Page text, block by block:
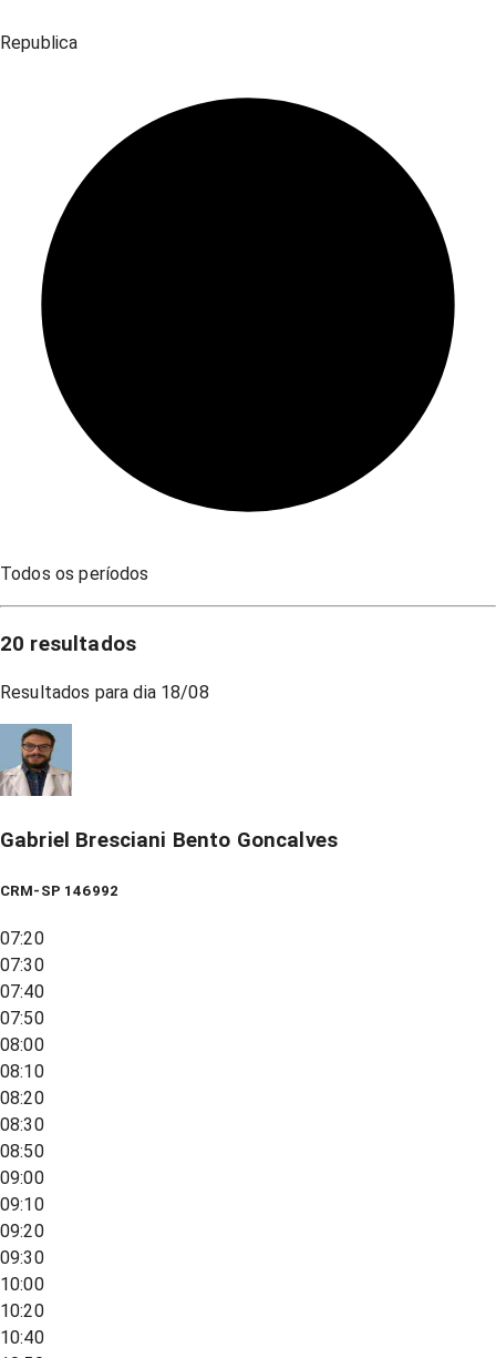
Republica
Todos os períodos
20 resultados
Resultados para dia 18/08
Gabriel Bresciani Bento Goncalves
CRM-SP 146992
07:20
07:30
07:40
07:50
08:00
08:10
08:20
08:30
08:50
09:00
09:10
09:20
09:30
10:00
10:20
10:40